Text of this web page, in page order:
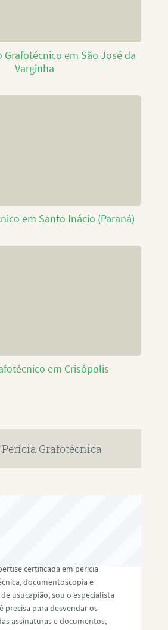
Grafotécnico em São José da
Varginha
em Santo Inácio (Paraná)
em Crisópolis
Perícia Grafotécnica
certificada em perícia
documentoscopia e
usucapião, sou o especialista
precisa para desvendar os
assinaturas e documentos,